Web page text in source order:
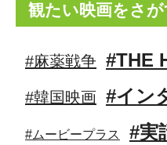
観たい映画をさが
#麻薬戦争 #THE
#韓国映画 #イン
#ムービープラス #実